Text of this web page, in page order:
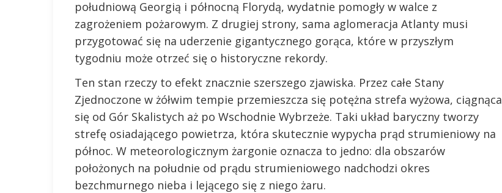
południową Georgią i północną Florydą, wydatnie pomogły w walce z
zagrożeniem pożarowym. Z drugiej strony, sama aglomeracja Atlanty musi
przygotować się na uderzenie gigantycznego gorąca, które w przyszłym
tygodniu może otrzeć się o historyczne rekordy.
Ten stan rzeczy to efekt znacznie szerszego zjawiska. Przez całe Stany
Zjednoczone w żółwim tempie przemieszcza się potężna strefa wyżowa, ciągnąca
się od Gór Skalistych aż po Wschodnie Wybrzeże. Taki układ baryczny tworzy
strefę osiadającego powietrza, która skutecznie wypycha prąd strumieniowy na
północ. W meteorologicznym żargonie oznacza to jedno: dla obszarów
położonych na południe od prądu strumieniowego nadchodzi okres
bezchmurnego nieba i lejącego się z niego żaru.